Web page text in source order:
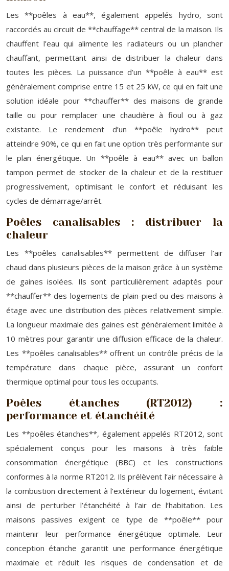
Les **poêles à eau**, également appelés hydro, sont
raccordés au circuit de **chauffage** central de la maison. Ils
chauffent l’eau qui alimente les radiateurs ou un plancher
chauffant, permettant ainsi de distribuer la chaleur dans
toutes les pièces. La puissance d’un **poêle à eau** est
généralement comprise entre 15 et 25 kW, ce qui en fait une
solution idéale pour **chauffer** des maisons de grande
taille ou pour remplacer une chaudière à fioul ou à gaz
existante. Le rendement d’un **poêle hydro** peut
atteindre 90%, ce qui en fait une option très performante sur
le plan énergétique. Un **poêle à eau** avec un ballon
tampon permet de stocker de la chaleur et de la restituer
progressivement, optimisant le confort et réduisant les
cycles de démarrage/arrêt.
Poêles canalisables : distribuer la
chaleur
Les **poêles canalisables** permettent de diffuser l’air
chaud dans plusieurs pièces de la maison grâce à un système
de gaines isolées. Ils sont particulièrement adaptés pour
**chauffer** des logements de plain-pied ou des maisons à
étage avec une distribution des pièces relativement simple.
La longueur maximale des gaines est généralement limitée à
10 mètres pour garantir une diffusion efficace de la chaleur.
Les **poêles canalisables** offrent un contrôle précis de la
température dans chaque pièce, assurant un confort
thermique optimal pour tous les occupants.
Poêles étanches (RT2012) :
performance et étanchéité
Les **poêles étanches**, également appelés RT2012, sont
spécialement conçus pour les maisons à très faible
consommation énergétique (BBC) et les constructions
conformes à la norme RT2012. Ils prélèvent l’air nécessaire à
la combustion directement à l’extérieur du logement, évitant
ainsi de perturber l’étanchéité à l’air de l’habitation. Les
maisons passives exigent ce type de **poêle** pour
maintenir leur performance énergétique optimale. Leur
conception étanche garantit une performance énergétique
maximale et réduit les risques de condensation et de